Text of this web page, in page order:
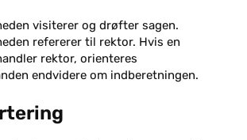
visiterer og drøfter sagen.
refererer til rektor. Hvis en
rektor, orienteres
endvidere om indberetningen.